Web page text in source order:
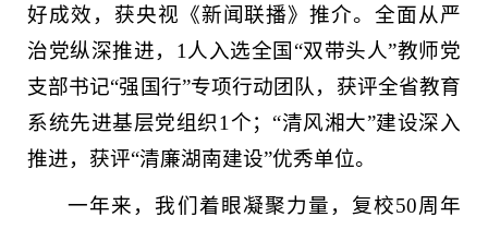
好成效，获央视《新闻联播》推介。全面从严
治党纵深推进，1人入选全国“双带头人”教师党
支部书记“强国行”专项行动团队，获评全省教育
系统先进基层党组织1个；“清风湘大”建设深入
推进，获评“清廉湖南建设”优秀单位。
一年来，我们着眼凝聚力量，复校50周年